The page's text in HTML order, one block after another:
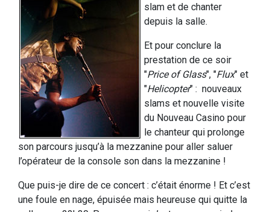
slam et de chanter
depuis la salle.
Et pour conclure la
prestation de ce soir
"Price of Glass", "Flux" et
"Helicopter" : nouveaux
slams et nouvelle visite
du Nouveau Casino pour
le chanteur qui prolonge
son parcours jusqu’à la mezzanine pour aller saluer
l’opérateur de la console son dans la mezzanine !
Que puis-je dire de ce concert : c’était énorme ! Et c’est
une foule en nage, épuisée mais heureuse qui quitte la